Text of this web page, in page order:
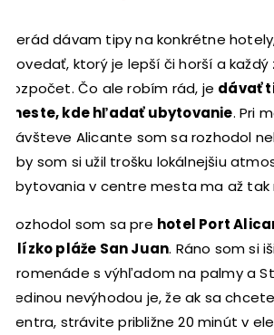
Nerád dávam tipy na konkrétne
povedať, ktorý je lepší či horší a
rozpočet. Čo ale robím rád, je dávať
meste, kde hľadať ubytovanie. Pri
návšteve Alicante som sa rozhodol
aby som si užil trošku lokálnejšiu
ubytovania v centre mesta ma až tak
Rozhodol som sa pre hotel Port
blízko pláže San Juan. Ráno som si
promenáde s výhľadom na palmy a
Jedinou nevýhodou je, že ak sa
centra, strávite približne 20 minút v